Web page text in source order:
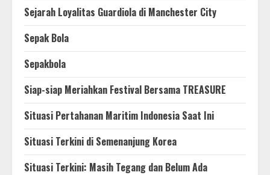
Sejarah Loyalitas Guardiola di Manchester City
Sepak Bola
Sepakbola
Siap-siap Meriahkan Festival Bersama TREASURE
Situasi Pertahanan Maritim Indonesia Saat Ini
Situasi Terkini di Semenanjung Korea
Situasi Terkini: Masih Tegang dan Belum Ada